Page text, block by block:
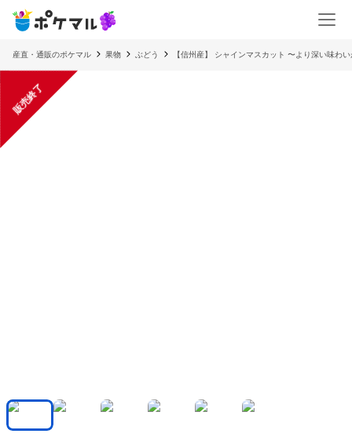
産直・通販のポケマル 果物 ぶどう 【信州産】 シャインマスカット 〜より深い味わ
販売終了